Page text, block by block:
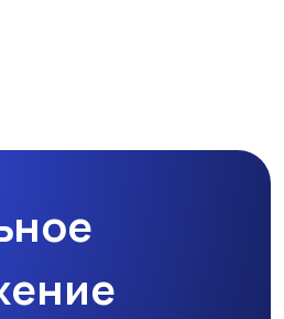
Текстиль и ковры